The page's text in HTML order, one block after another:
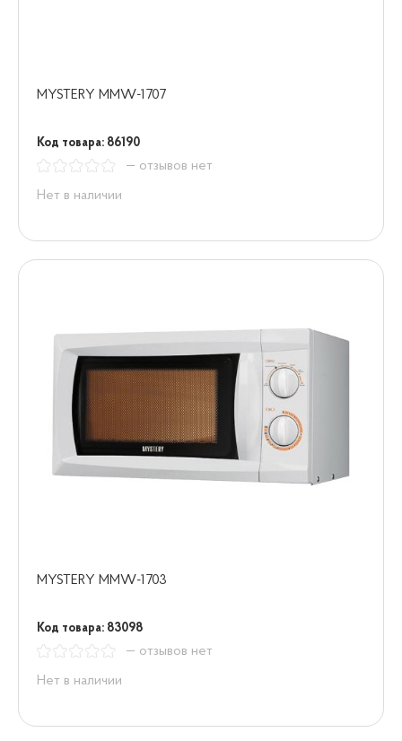
MYSTERY MMW-1707
Код товара: 86190
— отзывов нет
Нет в наличии
MYSTERY MMW-1703
Код товара: 83098
— отзывов нет
Нет в наличии